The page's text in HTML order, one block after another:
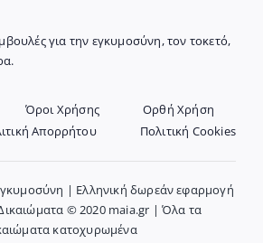
για την εγκυμοσύνη, τον τοκετό,
Όροι Χρήσης
Ορθή Χρήση
Απορρήτου
Πολιτική Cookies
| Ελληνική δωρεάν εφαρμογή
© 2020 maia.gr | Όλα τα
κατοχυρωμένα